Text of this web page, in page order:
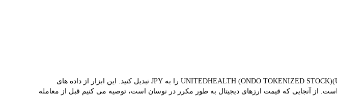
مبدل LBank نرخ مبادله بلادرنگ UNHON و JPY را ارائه می دهد و به شما کمک می کند به راحتی UNITEDHEALTH (ONDO TOKENIZED STOCK)(UNHON) را به JPY تبدیل کنید. این ابزار از داده های
بلادرنگ برای تبدیل استفاده می کند. نتیجه تبدیل فعلی نشان می‌دهد که قیمت هم‌زمان UNHON 円65.45K است. از آنجایی که قیمت ارزهای دیجیتال به طور مکرر در نوسان است، توصیه می کنیم قبل از معامله